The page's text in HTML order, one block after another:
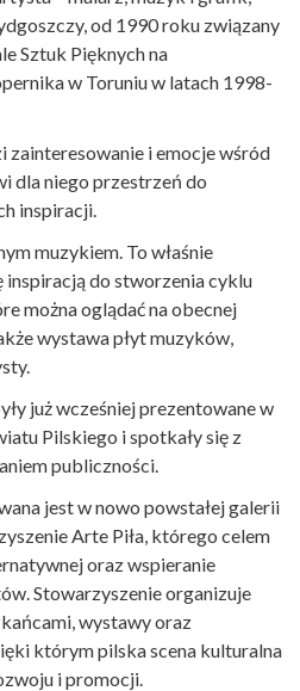
od 1990 roku związany
Sztuk Pięknych na
w Toruniu w latach 1998-
zainteresowanie i emocje wśród
dla niego przestrzeń do
inspiracji.
muzykiem. To właśnie
inspiracją do stworzenia cyklu
można oglądać na obecnej
wystawa płyt muzyków,
już wcześniej prezentowane w
Pilskiego i spotkały się z
publiczności.
jest w nowo powstałej galerii
Arte Piła, którego celem
oraz wspieranie
Stowarzyszenie organizuje
wystawy oraz
którym pilska scena kulturalna
i promocji.